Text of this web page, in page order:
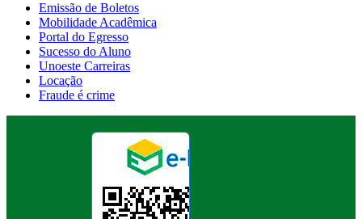
Emissão de Boletos
Mobilidade Acadêmica
Portal do Egresso
Sucesso do Aluno
Unoeste Carreiras
Locação
Fraude é crime